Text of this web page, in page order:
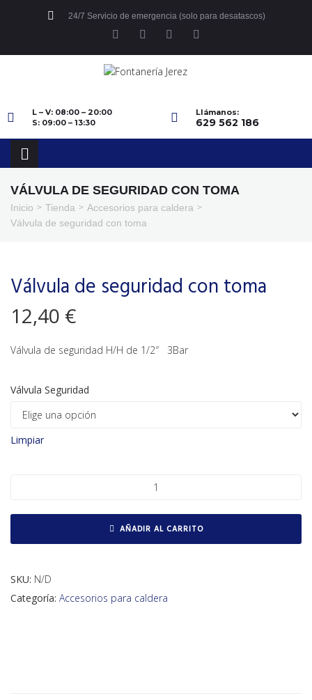
24/7 Servicio de emergencia (solo para desatascos)
L – V: 08:00 – 20:00
S: 09:00 – 13:30
Llámanos:
629 562 186
VÁLVULA DE SEGURIDAD CON TOMA
Inicio > Tienda > Accesorios para caldera >
Válvula de seguridad con toma
Válvula de seguridad con toma
12,40 €
Válvula de seguridad H/H de 1/2″ 3Bar
Válvula Seguridad
Limpiar
AÑADIR AL CARRITO
SKU: N/D
Categoría: Accesorios para caldera